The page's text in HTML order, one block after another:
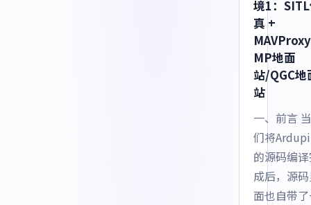
境1：
真 +
MP地面
站/QGC地
站
一、前言
们将
的源码编
成后，源
面也自带